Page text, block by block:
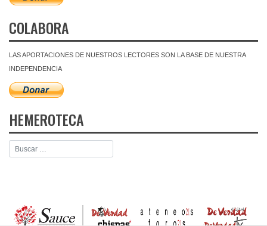
COLABORA
LAS APORTACIONES DE NUESTROS LECTORES SON LA BASE DE NUESTRA
INDEPENDENCIA
HEMEROTECA